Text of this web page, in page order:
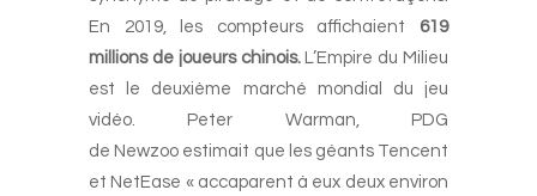
En 2019, les compteurs affichaient 619
millions de joueurs chinois.L’Empire du Milieu
est le deuxième marché mondial du jeu
vidéo. Peter Warman, PDG
de Newzoo estimait que les géants Tencent
et NetEase « accaparent à eux deux environ